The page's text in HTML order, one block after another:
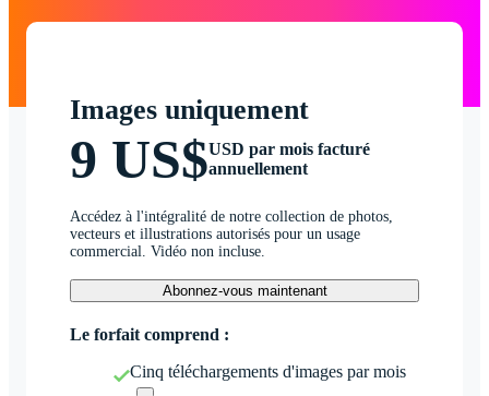
Images uniquement
9 US$USD par mois facturé
annuellement
Accédez à l'intégralité de notre collection de photos,
vecteurs et illustrations autorisés pour un usage
commercial. Vidéo non incluse.
Abonnez-vous maintenant
Le forfait comprend :
Cinq téléchargements d'images par mois